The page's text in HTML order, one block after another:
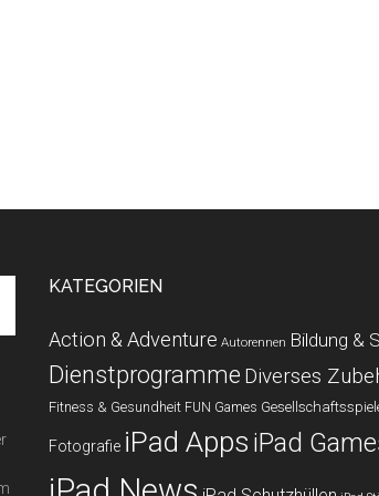
KATEGORIEN
Action & Adventure Autorennen Bildung &
Dienstprogramme Diverses
Fitness & Gesundheit FUN Games
Fotografie iPad Apps iPad